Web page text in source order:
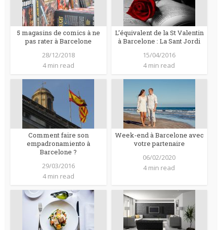
5 magasins de comics à ne
pas rater à Barcelone
28/12/2018
4 min read
L’équivalent de la St Valentin
à Barcelone : La Sant Jordi
15/04/2016
4 min read
Comment faire son
empadronamiento à
Barcelone ?
29/03/2016
4 min read
Week-end à Barcelone avec
votre partenaire
06/02/2020
4 min read